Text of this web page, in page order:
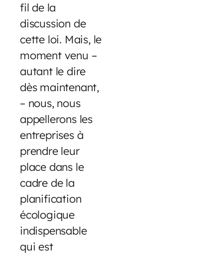
fil de la
discussion de
cette loi. Mais, le
moment venu –
autant le dire
dès maintenant,
– nous, nous
appellerons les
entreprises à
prendre leur
place dans le
cadre de la
planification
écologique
indispensable
qui est